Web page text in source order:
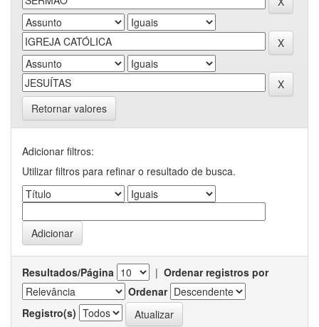
Retornar valores
Adicionar filtros:
Utilizar filtros para refinar o resultado de busca.
Resultados/Página | Ordenar registros por
Ordenar
Registro(s)